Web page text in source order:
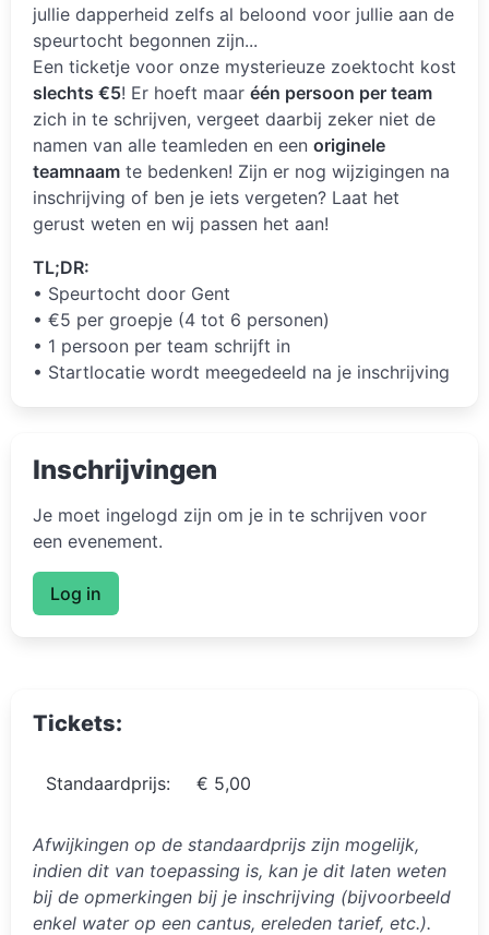
jullie dapperheid zelfs al beloond voor jullie aan de
speurtocht begonnen zijn...
Een ticketje voor onze mysterieuze zoektocht kost
slechts €5! Er hoeft maar één persoon per team
zich in te schrijven, vergeet daarbij zeker niet de
namen van alle teamleden en een originele
teamnaam te bedenken! Zijn er nog wijzigingen na
inschrijving of ben je iets vergeten? Laat het
gerust weten en wij passen het aan!
TL;DR:
• Speurtocht door Gent
• €5 per groepje (4 tot 6 personen)
• 1 persoon per team schrijft in
• Startlocatie wordt meegedeeld na je inschrijving
Inschrijvingen
Je moet ingelogd zijn om je in te schrijven voor
een evenement.
Log in
Tickets:
Standaardprijs: € 5,00
Afwijkingen op de standaardprijs zijn mogelijk,
indien dit van toepassing is, kan je dit laten weten
bij de opmerkingen bij je inschrijving (bijvoorbeeld
enkel water op een cantus, ereleden tarief, etc.).